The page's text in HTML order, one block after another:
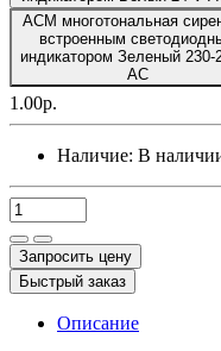
ACM многотональная
встроенным
индикатором Зеленый 230-
AC
1.00р.
Наличие: В
Запросить цену
Быстрый заказ
Описание